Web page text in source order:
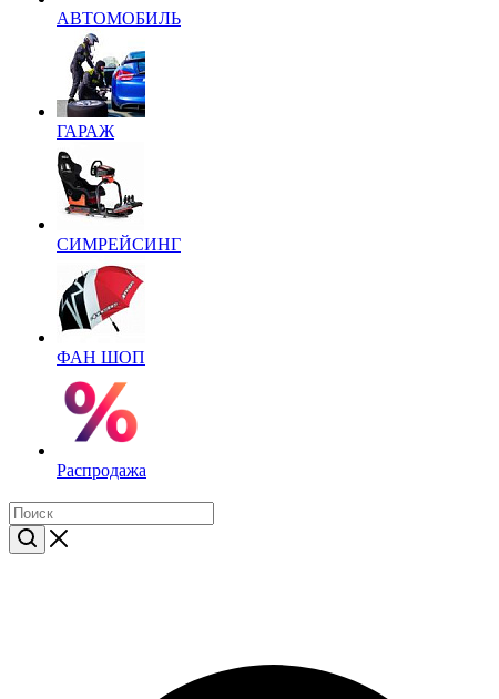
АВТОМОБИЛЬ
ГАРАЖ
СИМРЕЙСИНГ
ФАН ШОП
Распродажа